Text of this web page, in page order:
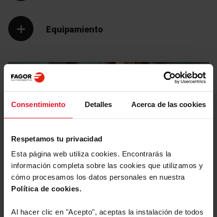
Consentimiento Detalles Acerca de las cookies
Respetamos tu privacidad
Esta página web utiliza cookies. Encontrarás la
información completa sobre las cookies que utilizamos y
cómo procesamos los datos personales en nuestra
Política de cookies.
Al hacer clic en "Acepto", aceptas la instalación de todos
Equipamiento
Manuales yDescargas
Etiqueta energética
Descargar